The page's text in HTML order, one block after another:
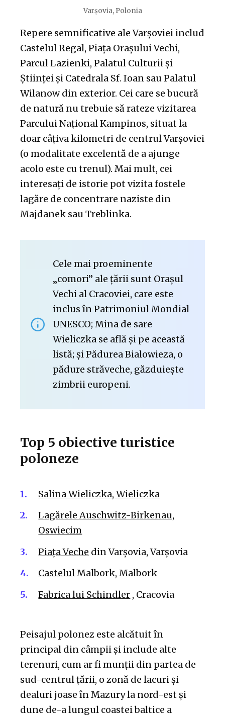
Varșovia, Polonia
Repere semnificative ale Varșoviei includ
Castelul Regal, Piața Orașului Vechi,
Parcul Lazienki, Palatul Culturii și
Științei și Catedrala Sf. Ioan sau Palatul
Wilanow din exterior. Cei care se bucură
de natură nu trebuie să rateze vizitarea
Parcului Național Kampinos, situat la
doar câțiva kilometri de centrul Varșoviei
(o modalitate excelentă de a ajunge
acolo este cu trenul). Mai mult, cei
interesați de istorie pot vizita fostele
lagăre de concentrare naziste din
Majdanek sau Treblinka.
Cele mai proeminente
„comori” ale țării sunt Orașul
Vechi al Cracoviei, care este
inclus în Patrimoniul Mondial
UNESCO; Mina de sare
Wieliczka se află și pe această
listă; și Pădurea Bialowieza, o
pădure străveche, găzduiește
zimbrii europeni.
Top 5 obiective turistice
poloneze
Salina Wieliczka, Wieliczka
Lagărele Auschwitz-Birkenau,
Oswiecim
Piața Veche din Varșovia, Varșovia
CastelulMalbork, Malbork
Fabrica lui Schindler , Cracovia
Peisajul polonez este alcătuit în
principal din câmpii și include alte
terenuri, cum ar fi munții din partea de
sud-centrul țării, o zonă de lacuri și
dealuri joase în Mazury la nord-est și
dune de-a lungul coastei baltice a